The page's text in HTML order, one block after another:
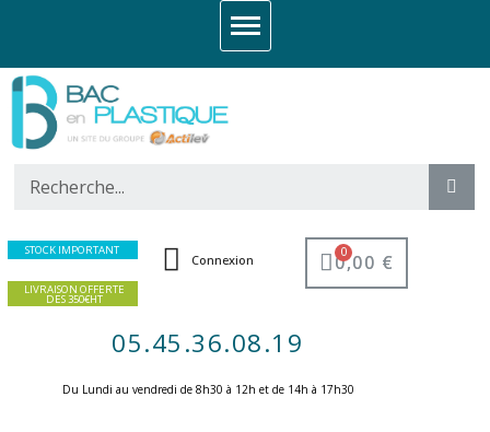
STOCK IMPORTANT
LIVRAISON OFFERTE
DES 350€HT
Connexion 0,00 €
05.45.36.08.19
Du Lundi au vendredi de 8h30 à 12h et de 14h à 17h30 ​